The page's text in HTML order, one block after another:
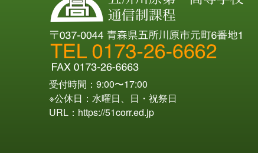
受付時間：9:00〜17:00
※公休日：水曜日、日・祝祭日
URL： https://51corr.ed.jp